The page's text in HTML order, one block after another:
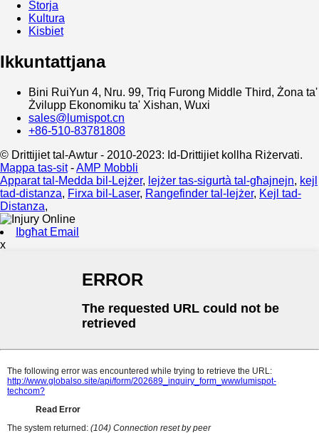
Storja
Kultura
Kisbiet
Ikkuntattjana
Bini RuiYun 4, Nru. 99, Triq Furong Middle Third, Żona ta'
Żvilupp Ekonomiku ta' Xishan, Wuxi
sales@lumispot.cn
+86-510-83781808
© Drittijiet tal-Awtur - 2010-2023: Id-Drittijiet kollha Riżervati.
Mappa tas-sit-AMP Mobbli
Apparat tal-Medda bil-Lejżer, lejżer tas-sigurtà tal-għajnejn, kejl
tad-distanza, Firxa bil-Laser, Rangefinder tal-lejżer, Kejl tad-
Distanza,
Ibgħat Email
x